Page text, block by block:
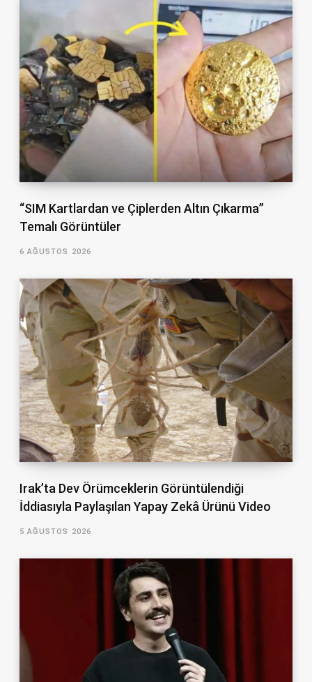
“SIM Kartlardan ve Çiplerden Altın Çıkarma”
Temalı Görüntüler
6 AĞUSTOS 2026
Irak’ta Dev Örümceklerin Görüntülendiği
İddiasıyla Paylaşılan Yapay Zekâ Ürünü Video
5 AĞUSTOS 2026